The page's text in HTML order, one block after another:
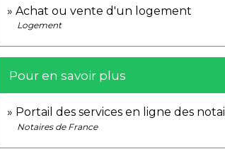
Achat ou vente d'un logement
Logement
Pour en savoir plus
Portail des services en ligne des
Notaires de France